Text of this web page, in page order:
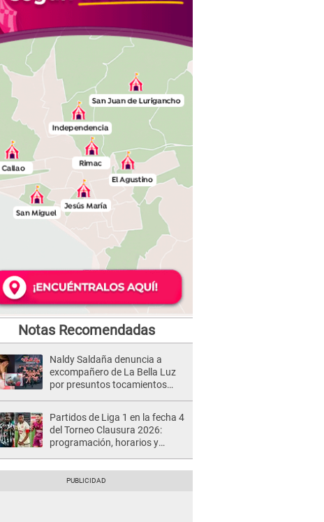
Notas Recomendadas
Naldy Saldaña denuncia a
excompañero de La Bella Luz
por presuntos tocamientos
Partidos de Liga 1 en la fecha 4
del Torneo Clausura 2026:
programación, horarios y